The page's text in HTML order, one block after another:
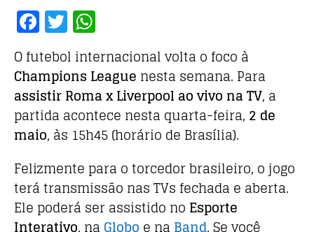
F
a
c
e
b
o
o
k
T
w
it
te
r
h
at
s
A
p
p
O futebol internacional volta o foco à
Champions League nesta semana. Para
assistir Roma x Liverpool ao vivo na TV, a
partida acontece nesta quarta-feira, 2 de
maio, às 15h45 (horário de Brasília).
Felizmente para o torcedor brasileiro, o jogo
terá transmissão nas TVs fechada e aberta.
Ele poderá ser assistido no Esporte
Interativo, na Globo e na Band. Se você